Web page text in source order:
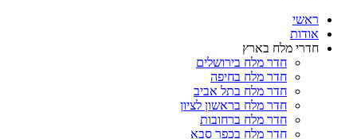
ראשי
אודות
חדרי מלח בארץ
חדר מלח בירושלים
חדר מלח בחיפה
חדר מלח בתל אביב
חדר מלח בראשון לציון
חדר מלח ברחובות
חדר מלח בכפר סבא